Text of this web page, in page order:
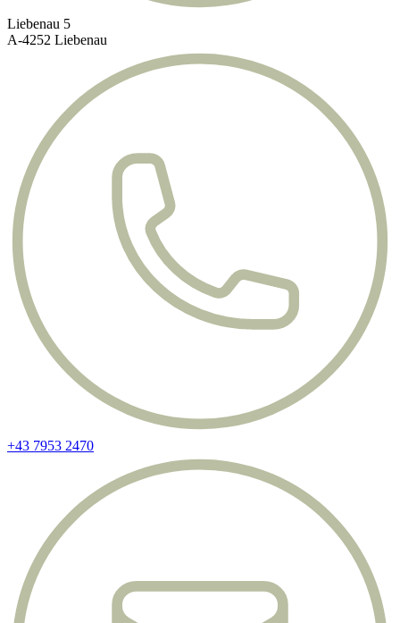
Liebenau 5
A-4252 Liebenau
+43 7953 2470